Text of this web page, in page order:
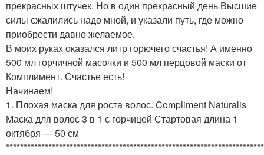
прекрасных штучек. Но в один прекрасный день Высшие
силы сжалились надо мной, и указали путь, где можно
приобрести давно желаемое.
В моих руках оказался литр горючего счастья! А именно
500 мл горчичной масочки и 500 мл перцовой маски от
Комплимент. Счастье есть!
Начинаем!
1. Плохая маска для роста волос. Compliment Naturalis
Маска для волос 3 в 1 с горчицей Стартовая длина 1
октября — 50 см